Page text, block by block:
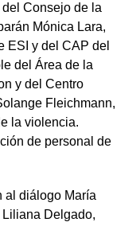
Consejo de la
Mónica Lara,
ESI y del CAP del
del Área de la
y del Centro
Fleichmann,
la violencia.
de personal de
al diálogo María
Delgado,